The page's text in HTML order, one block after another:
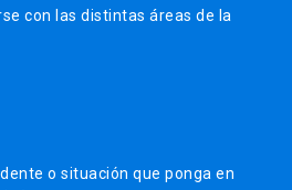
con las distintas áreas de la
o situación que ponga en